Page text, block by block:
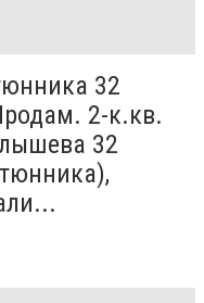
32
2-к.кв.
32